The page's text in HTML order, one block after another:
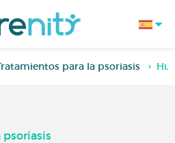
para la psoriasis